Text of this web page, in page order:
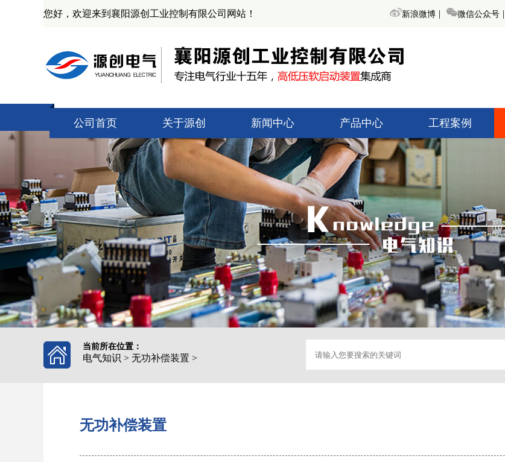
您好，欢迎来到襄阳源创工业控制有限公司网站！ 新浪微博 | 微信公众号 |
公司首页 关于源创
公司简介
资质证书
产业基地
企业文化
新闻中心
技术知识
源创新闻
业界动态
产品中心
高低压起动柜
无功补偿装置
变频调速器
高低压开关柜
箱变监控助磨
工程案例
当前所在位置：
电气知识 > 无功补偿装置 >
无功补偿装置